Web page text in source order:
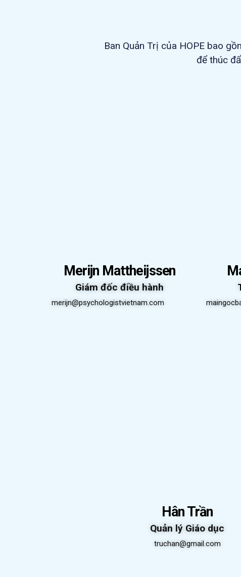
Ban Quản Trị của HOPE bao
để thúc
Merijn Mattheijssen
Giám đốc điều hành
merijn@psychologistvietnam.com
Hân Trần
Quản lý Giáo dục
truchan@gmail.com